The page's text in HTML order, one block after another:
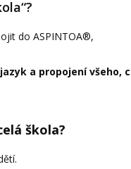
do ASPINTOA®,
a propojení všeho,
škola?